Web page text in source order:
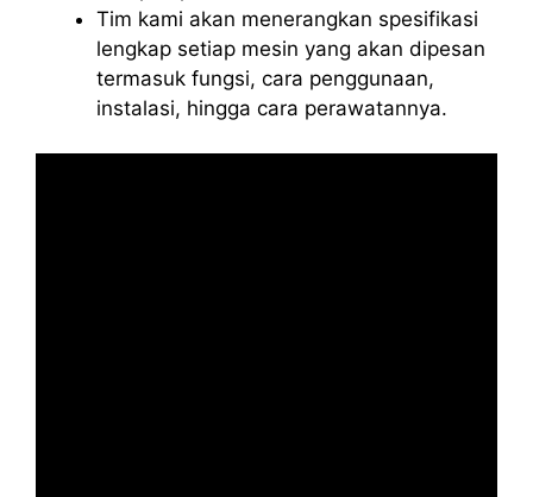
Tim kami akan menerangkan spesifikasi
lengkap setiap mesin yang akan dipesan
termasuk fungsi, cara penggunaan,
instalasi, hingga cara perawatannya.